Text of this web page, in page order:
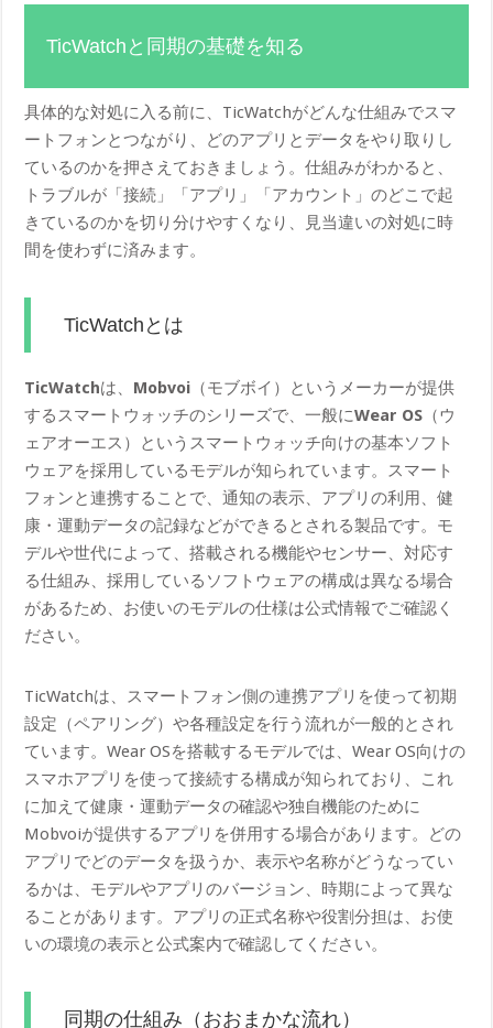
TicWatchと同期の基礎を知る
具体的な対処に入る前に、TicWatchがどんな仕組みでスマ
ートフォンとつながり、どのアプリとデータをやり取りし
ているのかを押さえておきましょう。仕組みがわかると、
トラブルが「接続」「アプリ」「アカウント」のどこで起
きているのかを切り分けやすくなり、見当違いの対処に時
間を使わずに済みます。
TicWatchとは
TicWatchは、 Mobvoi （モブボイ）というメーカーが提供
するスマートウォッチのシリーズで、一般にWear OS （ウ
ェアオーエス）というスマートウォッチ向けの基本ソフト
ウェアを採用しているモデルが知られています。スマート
フォンと連携することで、通知の表示、アプリの利用、健
康・運動データの記録などができるとされる製品です。モ
デルや世代によって、搭載される機能やセンサー、対応す
る仕組み、採用しているソフトウェアの構成は異なる場合
があるため、お使いのモデルの仕様は公式情報でご確認く
ださい。
TicWatchは、スマートフォン側の連携アプリを使って初期
設定（ペアリング）や各種設定を行う流れが一般的とされ
ています。Wear OSを搭載するモデルでは、Wear OS向けの
スマホアプリを使って接続する構成が知られており、これ
に加えて健康・運動データの確認や独自機能のために
Mobvoiが提供するアプリを併用する場合があります。どの
アプリでどのデータを扱うか、表示や名称がどうなってい
るかは、モデルやアプリのバージョン、時期によって異な
ることがあります。アプリの正式名称や役割分担は、お使
いの環境の表示と公式案内で確認してください。
同期の仕組み（おおまかな流れ）